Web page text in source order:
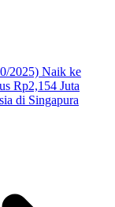
2025) Naik ke
Rp2,154 Juta
di Singapura